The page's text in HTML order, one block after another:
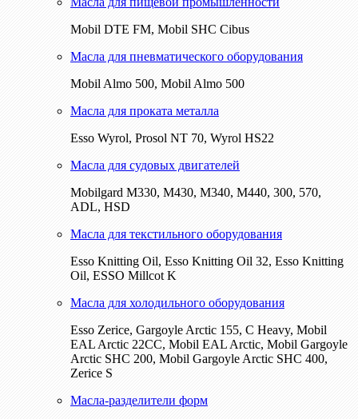
Mobil DTE FM, Mobil SHC Cibus
Масла для пневматического оборудования
Mobil Almo 500, Mobil Almo 500
Масла для проката металла
Esso Wyrol, Prosol NT 70, Wyrol HS22
Масла для судовых двигателей
Mobilgard M330, M430, M340, M440, 300, 570,
ADL, HSD
Масла для текстильного оборудования
Esso Knitting Oil, Esso Knitting Oil 32, Esso Knitting
Oil, ESSO Millcot K
Масла для холодильного оборудования
Esso Zerice, Gargoyle Arctic 155, С Heavy, Mobil
EAL Arctic 22CC, Mobil EAL Arctic, Mobil Gargoyle
Arctic SHC 200, Mobil Gargoyle Arctic SHC 400,
Zerice S
Масла-разделители форм